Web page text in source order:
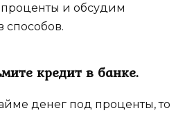
и обсудим
способов.
кредит в банке.
денег под проценты, то